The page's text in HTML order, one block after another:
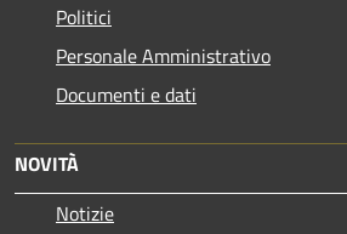
Politici
Personale Amministrativo
Documenti e dati
NOVITÀ
Notizie